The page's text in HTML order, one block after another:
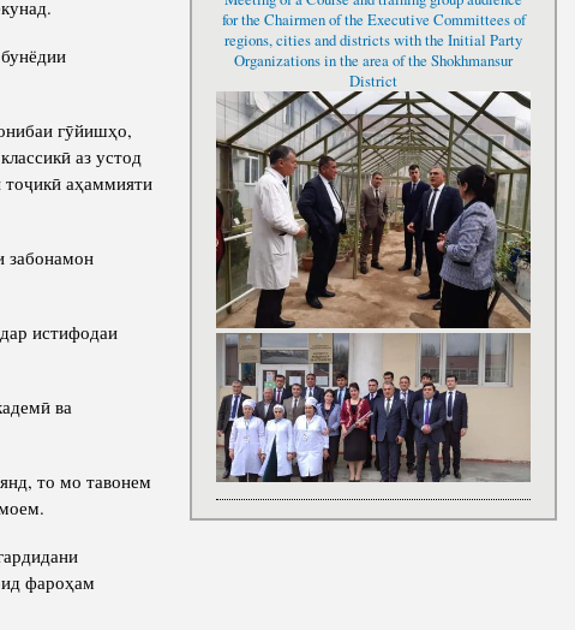
гӯйишҳо,
аз устод
тоҷикӣ аҳаммияти
забонамон
истифодаи
ва
то мо тавонем
фароҳам
for the Chairmen of the Executive Committees of
regions, cities and districts with the Initial Party
Organizations in the area of the Shokhmansur
District